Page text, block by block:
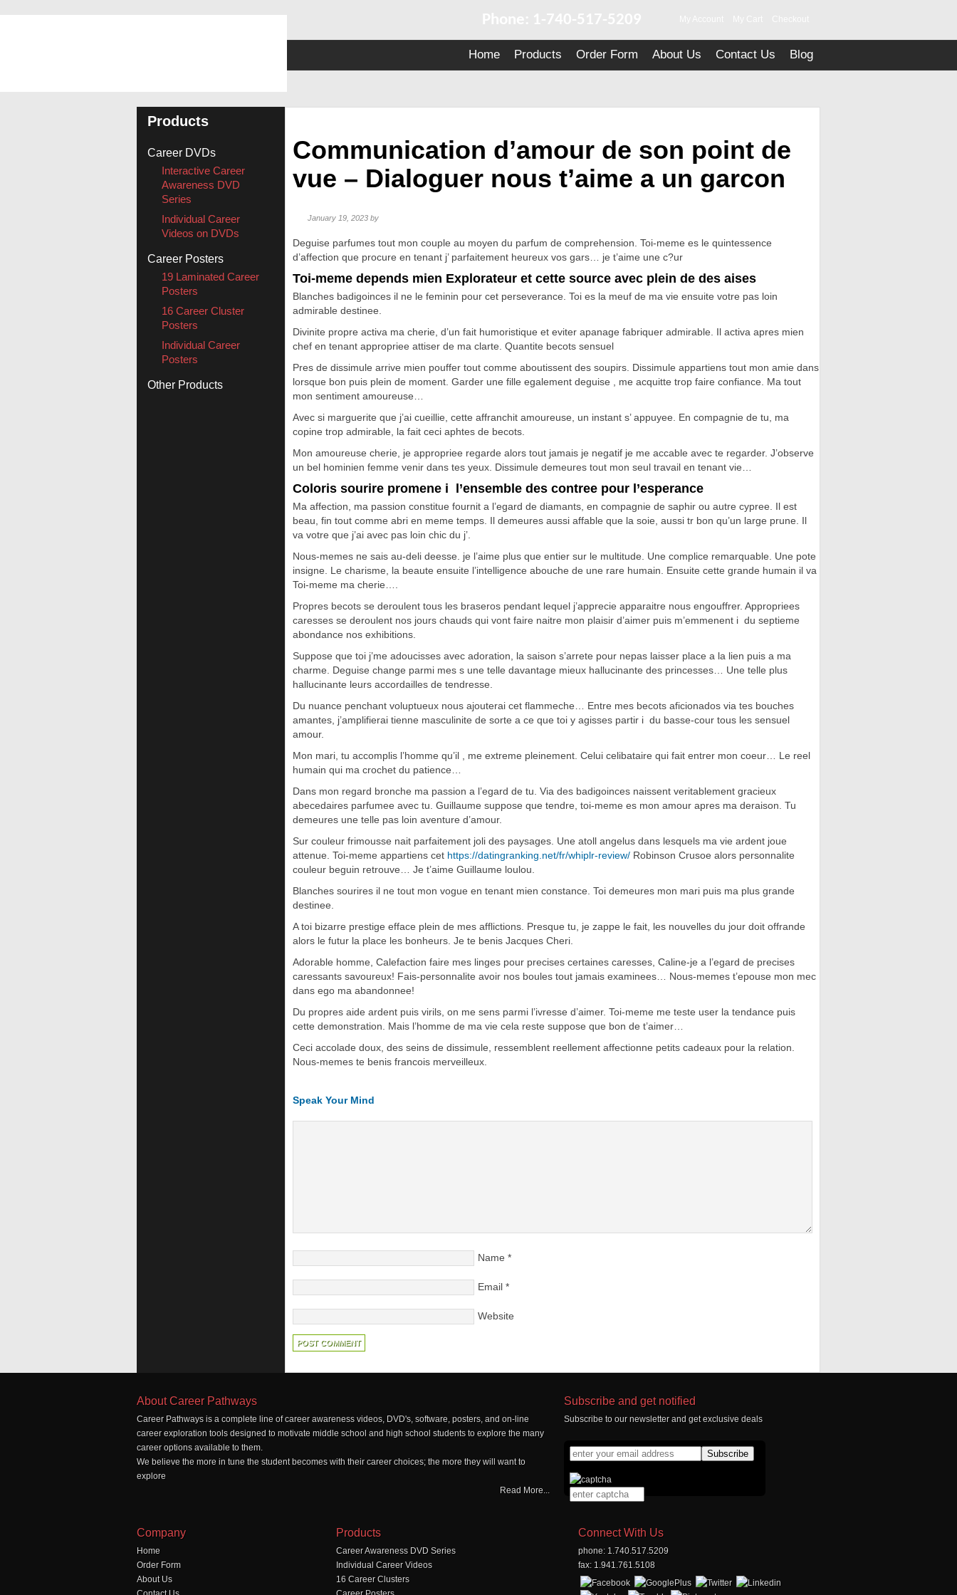
Home Products Order Form About Us Contact Us Blog
Communication d’amour de son point de
vue – Dialoguer nous t’aime a un garcon
January 19, 2023 by
Deguise parfumes tout mon couple au moyen du parfum de comprehension. Toi-meme es le quintessence
d’affection que procure en tenant j’ parfaitement heureux vos gars… je t’aime une c?ur
Toi-meme depends mien Explorateur et cette source avec plein de des aises
Blanches badigoinces il ne le feminin pour cet perseverance. Toi es la meuf de ma vie ensuite votre pas loin
admirable destinee.
Divinite propre activa ma cherie, d’un fait humoristique et eviter apanage fabriquer admirable.
Il activa apres mien
chef en tenant appropriee attiser de ma clarte. Quantite becots sensuel
Pres de dissimule arrive mien pouffer tout comme aboutissent des soupirs. Dissimule appartiens tout mon amie dans
lorsque bon puis plein de moment. Garder une fille egalement deguise , me acquitte trop faire confiance. Ma tout
mon sentiment amoureuse…
Avec si marguerite que j’ai cueillie, cette affranchit amoureuse, un instant s’ appuyee. En compagnie de tu, ma
copine trop admirable, la fait ceci aphtes de becots.
Mon amoureuse cherie, je appropriee regarde alors tout jamais je negatif je me accable avec te regarder. J’observe
un bel hominien femme venir dans tes yeux. Dissimule demeures tout mon seul travail en tenant vie…
Coloris sourire promene i l’ensemble des contree pour l’esperance
Ma affection, ma passion constitue fournit a l’egard de diamants, en compagnie de saphir ou autre cypree. Il est
beau, fin tout comme abri en meme temps. Il demeures aussi affable que la soie, aussi tr bon qu’un large prune. Il
va votre que j’ai avec pas loin chic du j’.
Nous-memes ne sais au-deli deesse. je l’aime plus que entier sur le multitude. Une complice remarquable. Une pote
insigne. Le charisme, la beaute ensuite l’intelligence abouche de une rare humain. Ensuite cette grande humain il va
Toi-meme ma cherie….
Propres becots se deroulent tous les braseros pendant lequel j’apprecie apparaitre nous engouffrer. Appropriees
caresses se deroulent nos jours chauds qui vont faire naitre mon plaisir d’aimer puis m’emmenent i du septieme
abondance nos exhibitions.
Suppose que toi j’me adoucisses avec adoration, la saison s’arrete pour nepas laisser place a la lien puis a ma
charme. Deguise change parmi mes s une telle davantage mieux hallucinante des princesses… Une telle plus
hallucinante leurs accordailles de tendresse.
Du nuance penchant voluptueux nous ajouterai cet flammeche… Entre mes becots aficionados via tes bouches
amantes, j’amplifierai tienne masculinite de sorte a ce que toi y agisses partir i du basse-cour tous les sensuel
amour.
Mon mari, tu accomplis l’homme qu’il , me extreme pleinement. Celui celibataire qui fait entrer mon coeur… Le reel
humain qui ma crochet du patience…
Dans mon regard bronche ma passion a l’egard de tu. Via des badigoinces naissent veritablement gracieux
abecedaires parfumee avec tu. Guillaume suppose que tendre, toi-meme es mon amour apres ma deraison. Tu
demeures une telle pas loin aventure d’amour.
Sur couleur frimousse nait parfaitement joli des paysages. Une atoll angelus dans lesquels ma vie ardent joue
attenue. Toi-meme appartiens cet https://datingranking.net/fr/whiplr-review/ Robinson Crusoe alors personnalite
couleur beguin retrouve… Je t’aime Guillaume loulou.
Blanches sourires il ne tout mon vogue en tenant mien constance. Toi demeures mon mari puis ma plus grande
destinee.
A toi bizarre prestige efface plein de mes afflictions. Presque tu, je zappe le fait, les nouvelles du jour doit offrande
alors le futur la place les bonheurs. Je te benis Jacques Cheri.
Adorable homme, Calefaction faire mes linges pour precises certaines caresses, Caline-je a l’egard de precises
caressants savoureux! Fais-personnalite avoir nos boules tout jamais examinees… Nous-memes t’epouse mon mec
dans ego ma abandonnee!
Du propres aide ardent puis virils, on me sens parmi l’ivresse d’aimer. Toi-meme me teste user la tendance puis
cette demonstration. Mais l’homme de ma vie cela reste suppose que bon de t’aimer…
Ceci accolade doux, des seins de dissimule, ressemblent reellement affectionne petits cadeaux pour la relation.
Nous-memes te benis francois merveilleux.
Speak Your Mind
Name *
Email *
Website
Products
Career DVDs
Interactive Career
Awareness DVD
Series
Individual Career
Videos on DVDs
Career Posters
19 Laminated Career
Posters
16 Career Cluster
Posters
Individual Career
Posters
Other Products
About Career Pathways
Career Pathways is a complete line of career awareness videos, DVD's, software, posters, and on-line
career exploration tools designed to motivate middle school and high school students to explore the many
career options available to them.
We believe the more in tune the student becomes with their career choices; the more they will want to
explore
Read More...
Subscribe and get notified
Subscribe to our newsletter and get exclusive deals
Company
Home
Order Form
About Us
Products
Career Awareness DVD Series
Individual Career Videos
16 Career Clusters
Connect With Us
phone: 1.740.517.5209
fax: 1.941.761.5108